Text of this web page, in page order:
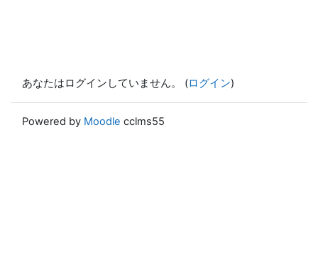
あなたはログインしていません。 (ログイン)
Powered by Moodle cclms55